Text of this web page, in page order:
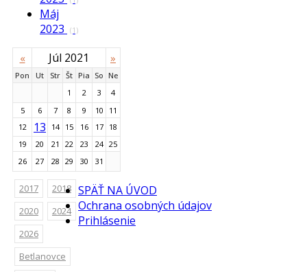
Máj
2023 (1)
« Júl 2021 »
Pon Ut Str Št Pia So Ne
1
2 3
4
5
6 7 8 9 10
11
12
13 14 15 16 17
18
19
20 21 22 23 24 25
26
27 28 29 30 31
2017
2018
2020
2024
2026
Betlanovce
SPÄŤ NA ÚVOD
Ochrana osobných údajov
Prihlásenie